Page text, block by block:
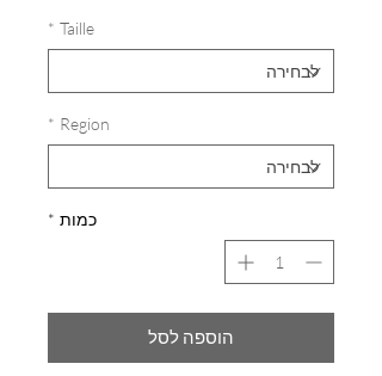
Taille
*
Region
*
כמות *
הוספה לסל